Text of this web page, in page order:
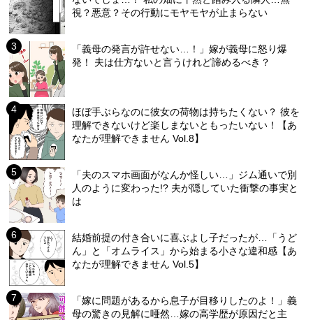
視？悪意？その行動にモヤモヤが止まらない
「義母の発言が許せない…！」嫁が義母に怒り爆
発！ 夫は仕方ないと言うけれど諦めるべき？
ほぼ手ぶらなのに彼女の荷物は持ちたくない？ 彼を
理解できないけど楽しまないともったいない！【あ
なたが理解できません Vol.8】
「夫のスマホ画面がなんか怪しい…」ジム通いで別
人のように変わった!? 夫が隠していた衝撃の事実と
は
結婚前提の付き合いに喜ぶよし子だったが…「うど
ん」と「オムライス」から始まる小さな違和感【あ
なたが理解できません Vol.5】
「嫁に問題があるから息子が目移りしたのよ！」義
母の驚きの見解に唖然…嫁の高学歴が原因だと主